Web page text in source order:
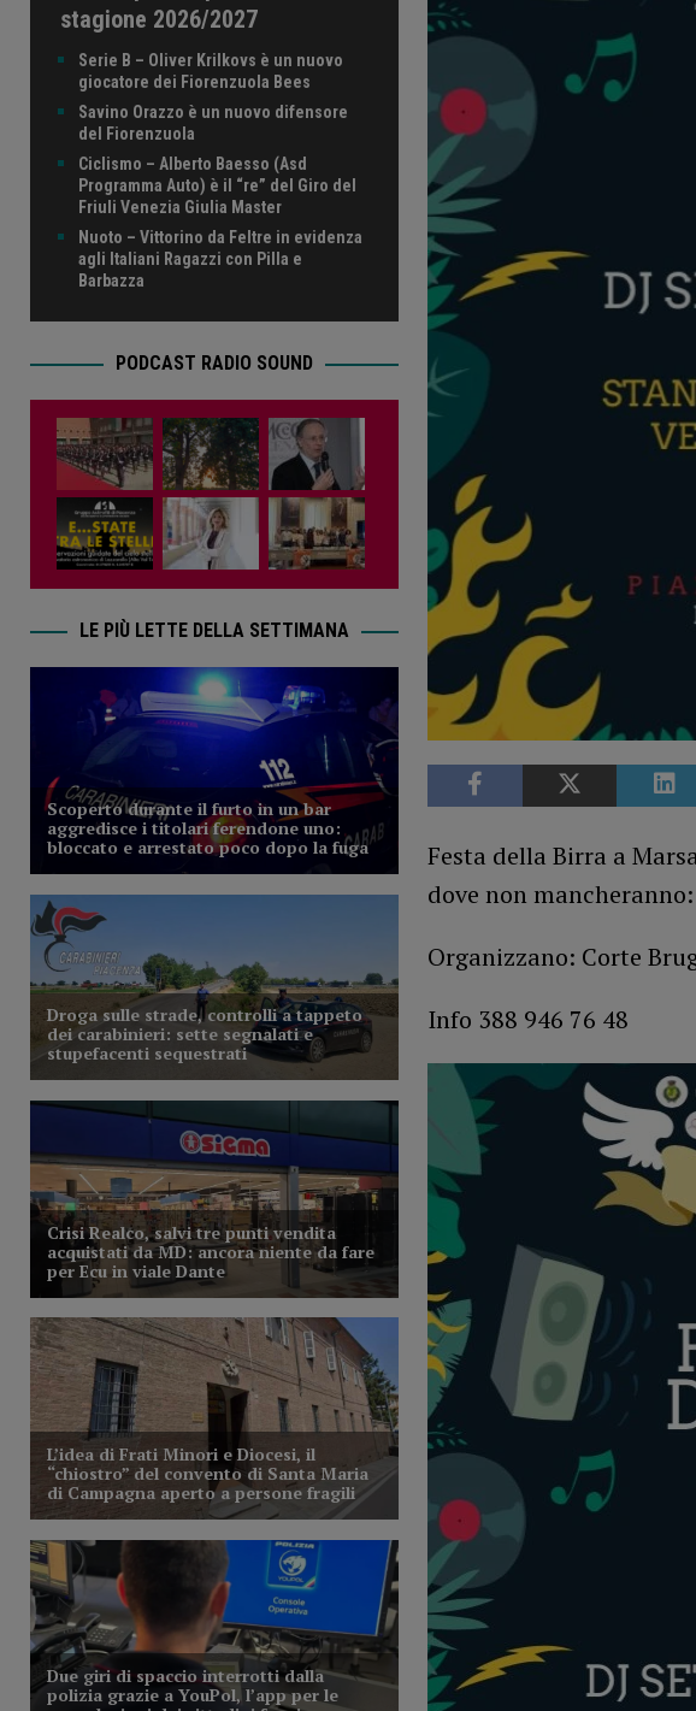
Festa della Birra a
dove non
Organizzano: Corte
Info 388 946 76 48
stagione 2026/2027
Serie B – Oliver Krilkovs è un nuovo
giocatore dei Fiorenzuola Bees
Savino Orazzo è un nuovo difensore
del Fiorenzuola
Ciclismo – Alberto Baesso (Asd
Programma Auto) è il “re” del Giro del
Friuli Venezia Giulia Master
Nuoto – Vittorino da Feltre in evidenza
agli Italiani Ragazzi con Pilla e
Barbazza
PODCAST RADIO SOUND
LE PIÙ LETTE DELLA SETTIMANA